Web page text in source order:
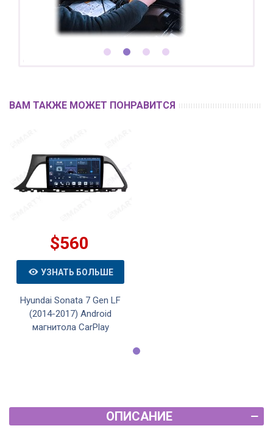
ВАМ ТАКЖЕ МОЖЕТ ПОНРАВИТСЯ
$560
УЗНАТЬ БОЛЬШЕ
Hyundai Sonata 7 Gen LF
(2014-2017) Android
магнитола CarPlay
ОПИСАНИЕ